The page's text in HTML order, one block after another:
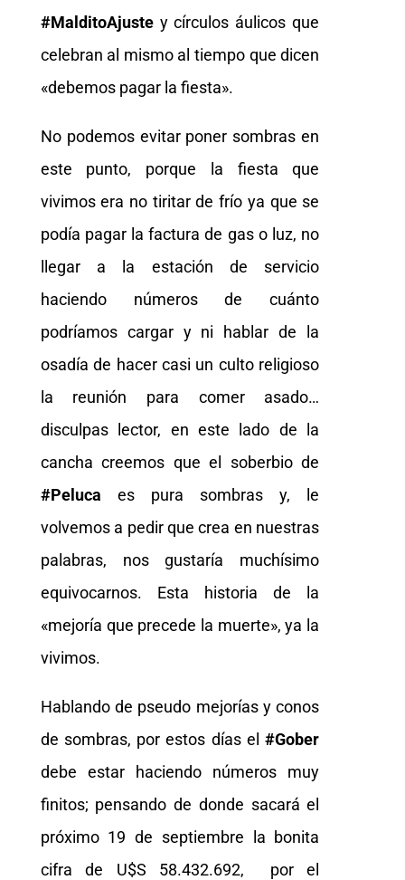
#MalditoAjustey círculos áulicos que
celebran al mismo al tiempo que dicen
«debemos pagar la fiesta».
No podemos evitar poner sombras en
este punto, porque la fiesta que
vivimos era no tiritar de frío ya que se
podía pagar la factura de gas o luz, no
llegar a la estación de servicio
haciendo números de cuánto
podríamos cargar y ni hablar de la
osadía de hacer casi un culto religioso
la reunión para comer asado…
disculpas lector, en este lado de la
cancha creemos que el soberbio de
#Peluca es pura sombras y, le
volvemos a pedir que crea en nuestras
palabras, nos gustaría muchísimo
equivocarnos. Esta historia de la
«mejoría que precede la muerte», ya la
vivimos.
Hablando de pseudo mejorías y conos
de sombras, por estos días el#Gober
debe estar haciendo números muy
finitos; pensando de donde sacará el
próximo 19 de septiembre la bonita
cifra de U$S 58.432.692, por el